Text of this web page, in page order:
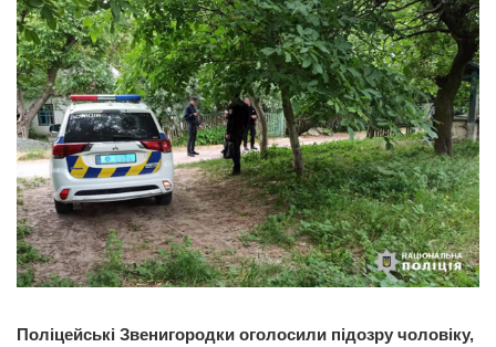
Поліцейські Звенигородки оголосили підозру чоловіку,